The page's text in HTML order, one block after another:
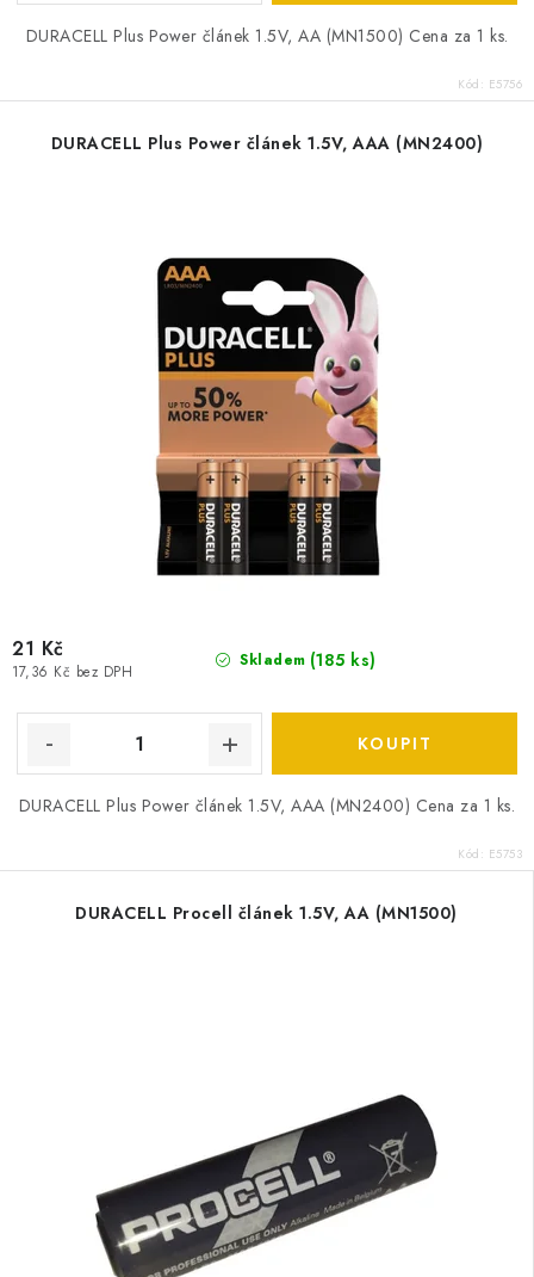
DURACELL Plus Power článek 1.5V, AA (MN1500) Cena za 1 ks.
Kód: E5756
DURACELL Plus Power článek 1.5V, AAA (MN2400)
Skladem (185 ks)
17,36 Kč bez DPH
21 Kč
DURACELL Plus Power článek 1.5V, AAA (MN2400) Cena za 1 ks.
Kód: E5753
DURACELL Procell článek 1.5V, AA (MN1500)